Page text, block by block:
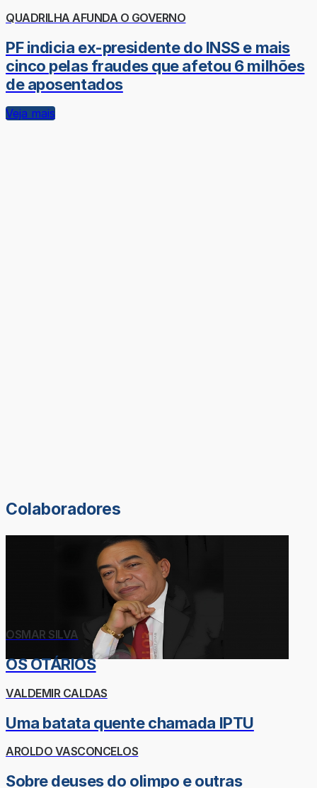
QUADRILHA AFUNDA O GOVERNO
PF indicia ex-presidente do INSS e mais
cinco pelas fraudes que afetou 6 milhões
de aposentados
Veja mais
Colaboradores
OSMAR SILVA
OS OTÁRIOS
VALDEMIR CALDAS
Uma batata quente chamada IPTU
AROLDO VASCONCELOS
Sobre deuses do olimpo e outras